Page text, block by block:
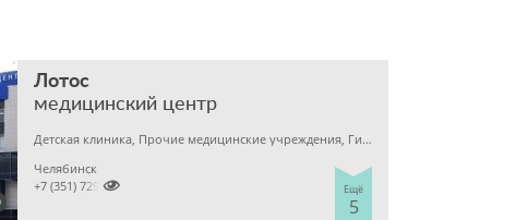
Лотос
медицинский центр
Детская клиника, Прочие медицинские учреждения, Гинекология
Ещё
5
Челябинск

+7 (351) 7298929